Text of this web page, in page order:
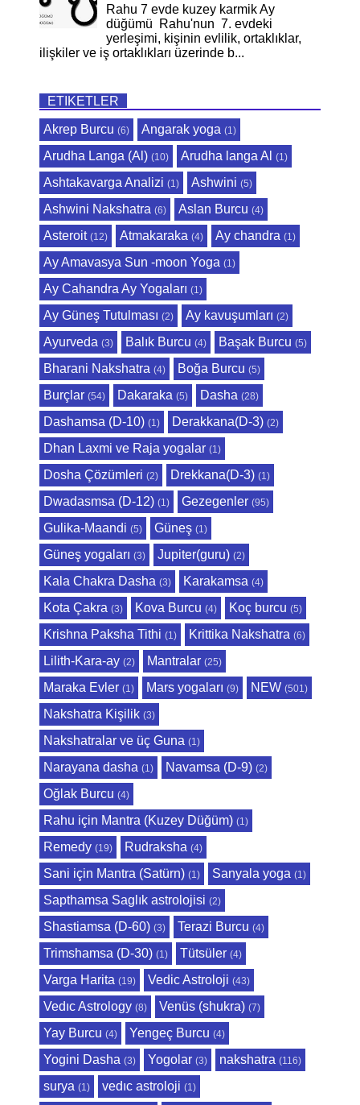
Rahu 7 evde kuzey karmik Ay
düğümü Rahu'nun 7. evdeki
yerleşimi, kişinin evlilik, ortaklıklar,
ilişkiler ve iş ortaklıkları üzerinde b...
ETIKETLER
Akrep Burcu (6) Angarak yoga (1)
Arudha Langa (Al) (10) Arudha langa Al (1)
Ashtakavarga Analizi (1) Ashwini (5)
Ashwini Nakshatra (6) Aslan Burcu (4)
Asteroit (12) Atmakaraka (4) Ay chandra (1)
Ay Amavasya Sun -moon Yoga (1)
Ay Cahandra Ay Yogaları (1)
Ay Güneş Tutulması (2) Ay kavuşumları (2)
Ayurveda (3) Balık Burcu (4) Başak Burcu (5)
Bharani Nakshatra (4) Boğa Burcu (5)
Burçlar (54) Dakaraka (5) Dasha (28)
Dashamsa (D-10) (1) Derakkana(D-3) (2)
Dhan Laxmi ve Raja yogalar (1)
Dosha Çözümleri (2) Drekkana(D-3) (1)
Dwadasmsa (D-12) (1) Gezegenler (95)
Gulika-Maandi (5) Güneş (1)
Güneş yogaları (3) Jupiter(guru) (2)
Kala Chakra Dasha (3) Karakamsa (4)
Kota Çakra (3) Kova Burcu (4) Koç burcu (5)
Krishna Paksha Tithi (1) Krittika Nakshatra (6)
Lilith-Kara-ay (2) Mantralar (25)
Maraka Evler (1) Mars yogaları (9) NEW (501)
Nakshatra Kişilik (3)
Nakshatralar ve üç Guna (1)
Narayana dasha (1) Navamsa (D-9) (2)
Oğlak Burcu (4)
Rahu için Mantra (Kuzey Düğüm) (1)
Remedy (19) Rudraksha (4)
Sani için Mantra (Satürn) (1) Sanyala yoga (1)
Sapthamsa Saglık astrolojisi (2)
Shastiamsa (D-60) (3) Terazi Burcu (4)
Trimshamsa (D-30) (1) Tütsüler (4)
Varga Harita (19) Vedic Astroloji (43)
Vedıc Astrology (8) Venüs (shukra) (7)
Yay Burcu (4) Yengeç Burcu (4)
Yogini Dasha (3) Yogolar (3) nakshatra (116)
surya (1) vedıc astroloji (1)